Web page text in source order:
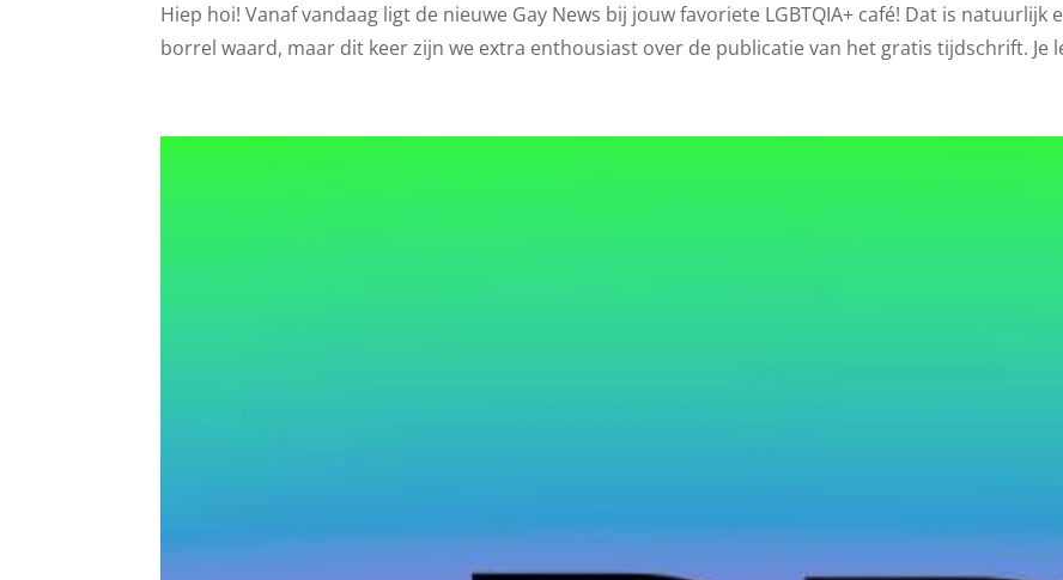
Hiep hoi! Vanaf vandaag ligt de nieuwe Gay News bij jouw favoriete LGBTQIA+ café! Dat is
borrel waard, maar dit keer zijn we extra enthousiast over de publicatie van het gratis tijdschrift. Je